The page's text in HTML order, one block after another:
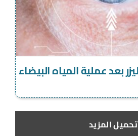
بعد عملية المياه البيضاء
تحميل المزيد